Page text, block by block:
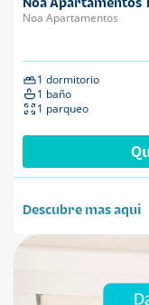
Noa Apartamentos
1 dormitorio
1 baño
1 parqueo
Descubre mas aqui